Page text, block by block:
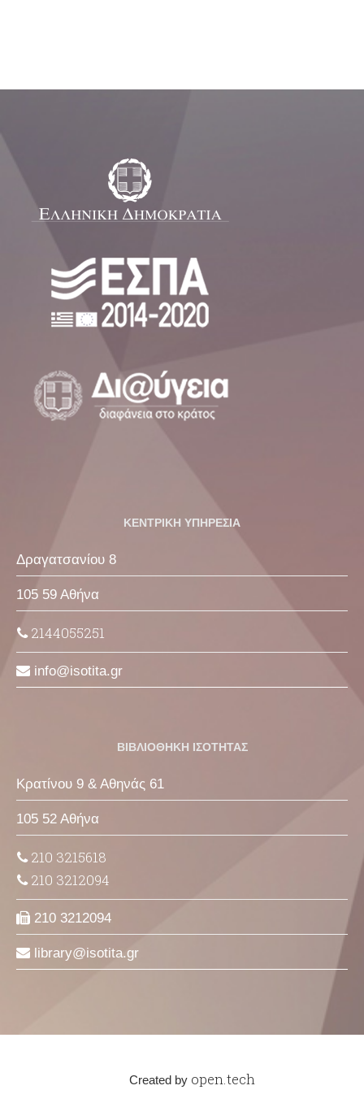
ΚΕΝΤΡΙΚΗ ΥΠΗΡΕΣΙΑ
Δραγατσανίου 8
105 59 Αθήνα
2144055251
info isotita gr
ΒΙΒΛΙΟΘΗΚΗ ΙΣΟΤΗΤΑΣ
Κρατίνου 9 & Αθηνάς 61
105 52 Αθήνα
210 3215618
210 3212094
210 3212094
library isotita gr
Created by open.tech